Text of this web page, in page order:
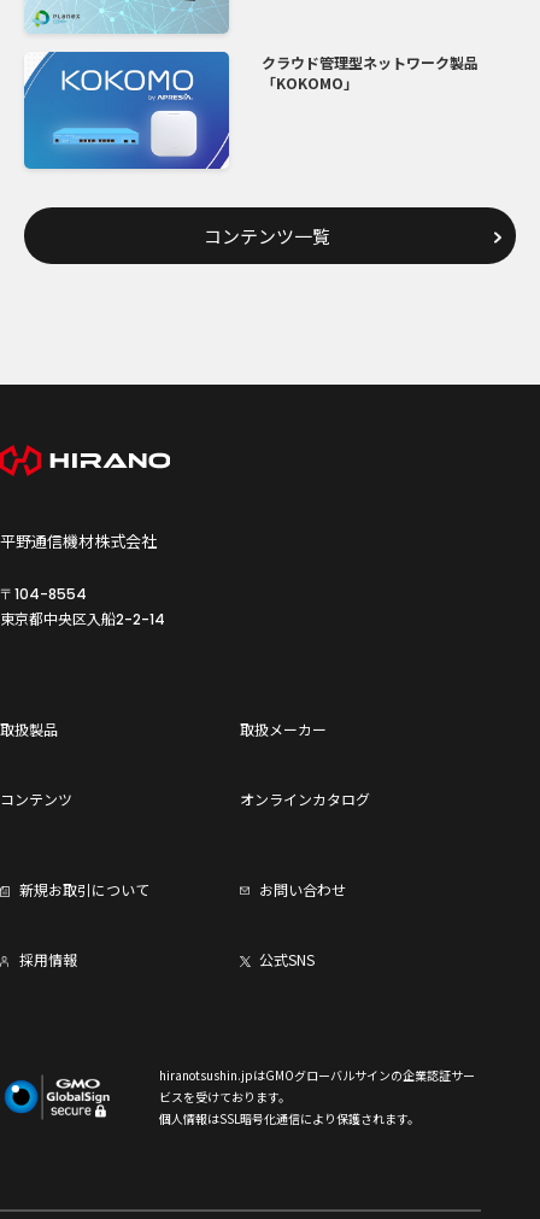
クラウド管理型ネットワーク製品
「KOKOMO」
コンテンツ一覧
平野通信機材株式会社
〒104-8554
東京都中央区入船2-2-14
取扱製品 取扱メーカー
コンテンツ オンラインカタログ
新規お取引について お問い合わせ
採用情報 公式SNS
hiranotsushin.jpはGMOグローバルサインの企業認証サー
ビスを受けております。
個人情報はSSL暗号化通信により保護されます。